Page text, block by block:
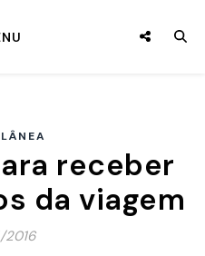
receber
da viagem
2016